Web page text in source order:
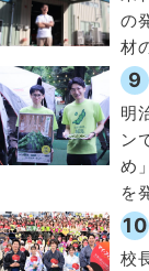
の
材
9
明
ン
め
を
10
校